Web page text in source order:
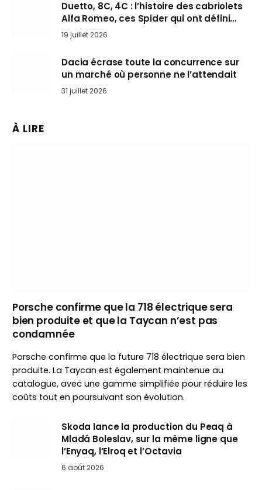
Duetto, 8C, 4C : l’histoire des cabriolets
Alfa Romeo, ces Spider qui ont défini
l’art de rouler cheveux au vent
19 juillet 2026
Dacia écrase toute la concurrence sur
un marché où personne ne l’attendait
31 juillet 2026
À LIRE
Porsche confirme que la 718 électrique sera
bien produite et que la Taycan n’est pas
condamnée
Porsche confirme que la future 718 électrique sera bien
produite. La Taycan est également maintenue au
catalogue, avec une gamme simplifiée pour réduire les
coûts tout en poursuivant son évolution.
Skoda lance la production du Peaq à
Mladá Boleslav, sur la même ligne que
l’Enyaq, l’Elroq et l’Octavia
6 août 2026